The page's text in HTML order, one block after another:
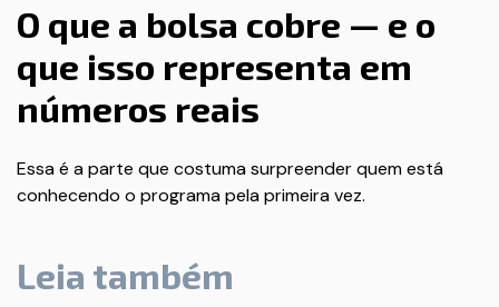
O que a bolsa cobre — e o
que isso representa em
números reais
Essa é a parte que costuma surpreender quem está
conhecendo o programa pela primeira vez.
Leia também